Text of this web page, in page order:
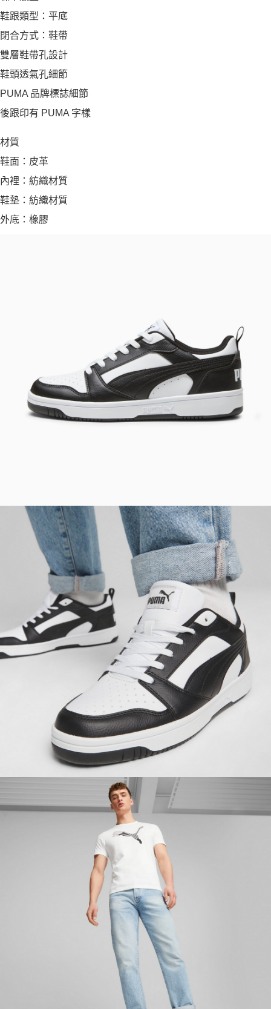
鞋跟類型：平底
閉合方式：鞋帶
雙層鞋帶孔設計
鞋頭透氣孔細節
PUMA 品牌標誌細節
後跟印有 PUMA 字樣
材質
鞋面：皮革
內裡：紡織材質
鞋墊：紡織材質
外底：橡膠